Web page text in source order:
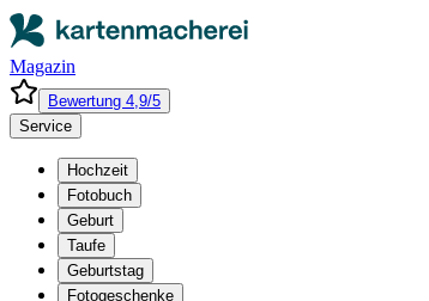
Magazin
Bewertung 4,9/5
Service
Hochzeit
Fotobuch
Geburt
Taufe
Geburtstag
Fotogeschenke